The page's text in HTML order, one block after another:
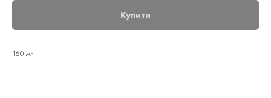
Купити
160 мл